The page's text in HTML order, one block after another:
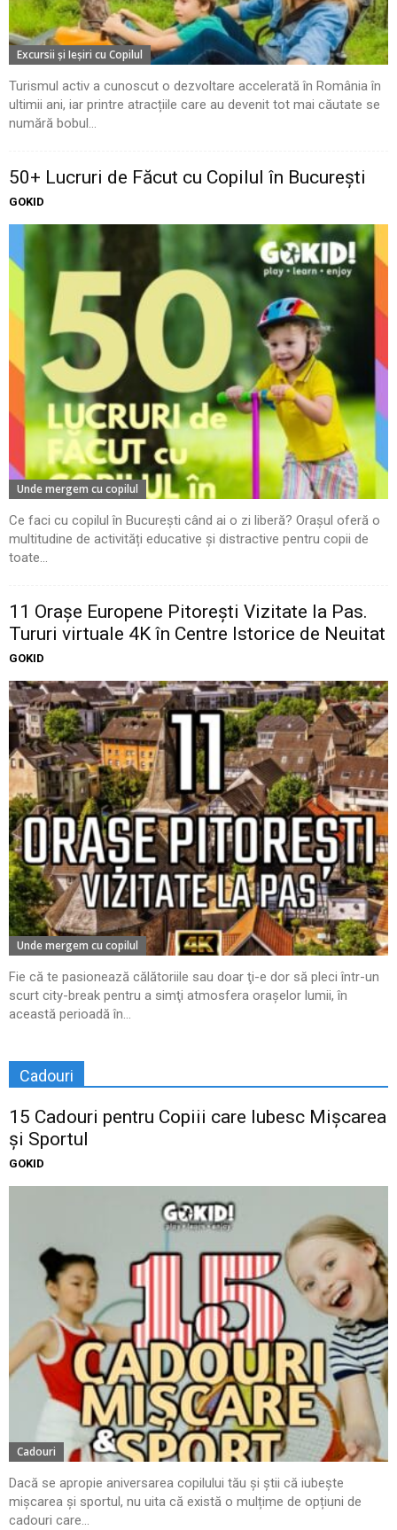
Excursii şi Ieşiri cu Copilul
Turismul activ a cunoscut o dezvoltare accelerată în România în
ultimii ani, iar printre atracțiile care au devenit tot mai căutate se
numără bobul...
50+ Lucruri de Făcut cu Copilul în București
GOKID
Unde mergem cu copilul
Ce faci cu copilul în București când ai o zi liberă? Orașul oferă o
multitudine de activități educative și distractive pentru copii de
toate...
11 Oraşe Europene Pitoreşti Vizitate la Pas.
Tururi virtuale 4K în Centre Istorice de Neuitat
GOKID
Unde mergem cu copilul
Fie că te pasionează călătoriile sau doar ţi-e dor să pleci într-un
scurt city-break pentru a simţi atmosfera oraşelor lumii, în
această perioadă în...
Cadouri
15 Cadouri pentru Copiii care Iubesc Mișcarea
și Sportul
GOKID
Cadouri
Dacă se apropie aniversarea copilului tău și știi că iubește
mișcarea și sportul, nu uita că există o mulțime de opțiuni de
cadouri care...